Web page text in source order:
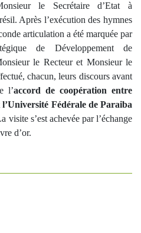
le Secrétaire d’Etat à
Après l’exécution des hymnes
articulation a été marquée par
de Développement de
le Recteur et Monsieur le
chacun, leurs discours avant
l’accord de coopération entre
Fédérale de Paraiba
s’est achevée par l’échange
d’or.